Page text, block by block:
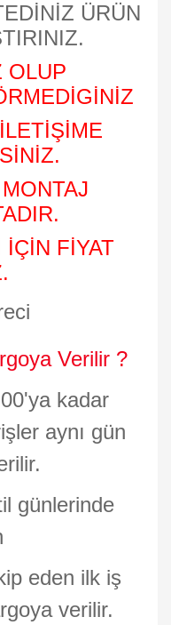
ÜRÜN
OLUP
İÇİN FİYAT
Verilir ?
kadar
aynı gün
günlerinde
eden ilk iş
verilir.